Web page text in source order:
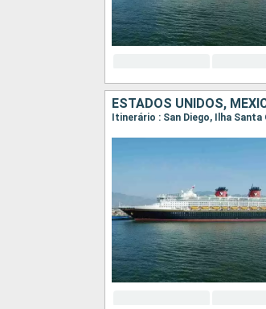
ESTADOS UNIDOS,
Itinerário : San Diego, Ilha